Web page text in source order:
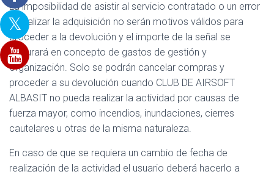
La imposibilidad de asistir al servicio contratado o un error
al realizar la adquisición no serán motivos válidos para
proceder a la devolución y el importe de la señal se
facturará en concepto de gastos de gestión y
organización. Solo se podrán cancelar compras y
proceder a su devolución cuando CLUB DE AIRSOFT
ALBASIT no pueda realizar la actividad por causas de
fuerza mayor, como incendios, inundaciones, cierres
cautelares u otras de la misma naturaleza.
En caso de que se requiera un cambio de fecha de
realización de la actividad el usuario deberá hacerlo a